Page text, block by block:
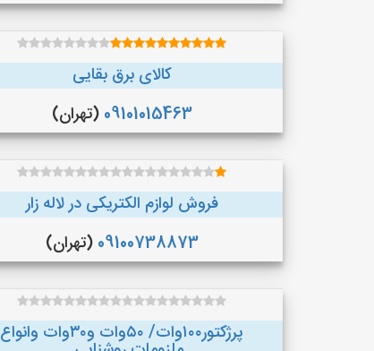
کالای برق بقایی
09101015463 (تهران)
فروش لوازم الکتریکی در لاله زار
09100738873 (تهران)
پرژکتور۱۰۰وات/ ۵۰وات و۳۰وات وانواع